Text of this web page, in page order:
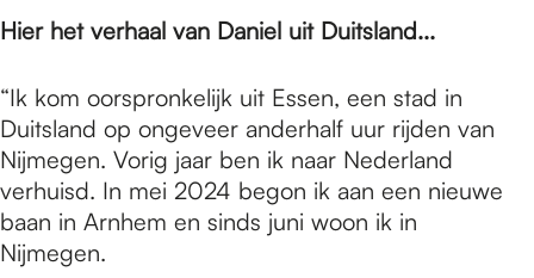
p
a
g
Hier het verhaal van Daniel uit Duitsland...
“Ik kom oorspronkelijk uit Essen, een stad in
Duitsland op ongeveer anderhalf uur rijden van
Nijmegen. Vorig jaar ben ik naar Nederland
verhuisd. In mei 2024 begon ik aan een nieuwe
baan in Arnhem en sinds juni woon ik in
Nijmegen.